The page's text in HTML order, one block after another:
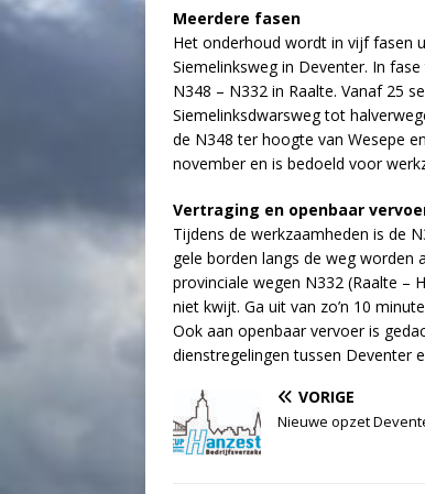
Meerdere fasen
Het onderhoud wordt in vijf fasen
Siemelinksweg in Deventer. In
N348 – N332 in Raalte. Vanaf 25
Siemelinksdwarsweg tot
de N348 ter hoogte van Wesepe
november en is bedoeld voor
Vertraging en openbaar
Tijdens de werkzaamheden is de
gele borden langs de weg worden
provinciale wegen N332 (Raalte –
niet kwijt. Ga uit van zo’n 10
Ook aan openbaar vervoer is
dienstregelingen tussen Deventer
VORIGE
Nieuwe opzet